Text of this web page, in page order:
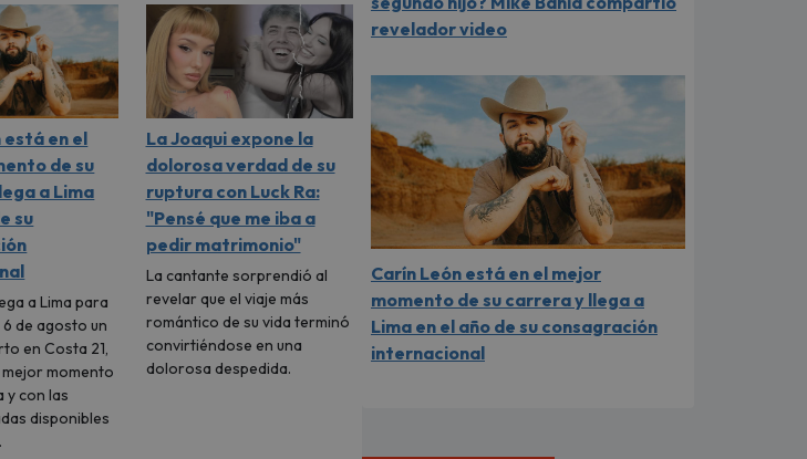
está en el
de su
a Lima
su
a Lima para
de agosto un
en Costa 21,
momento
y con las
disponibles
La Joaqui expone la
dolorosa verdad de su
ruptura con Luck Ra:
"Pensé que me iba a
pedir matrimonio"
La cantante sorprendió al
revelar que el viaje más
romántico de su vida terminó
convirtiéndose en una
dolorosa despedida.
revelador video
Carín León está en el mejor
momento de su carrera y llega a
Lima en el año de su consagración
internacional